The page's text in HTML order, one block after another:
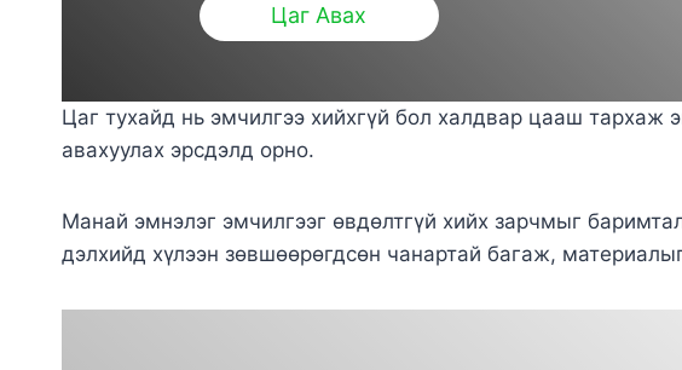
Цаг Авах
Цаг тухайд нь эмчилгээ хийхгүй бол халдвар цааш тархаж
авахуулах эрсдэлд орно.
Манай эмнэлэг эмчилгээг өвдөлтгүй хийх зарчмыг
дэлхийд хүлээн зөвшөөрөгдсөн чанартай багаж,